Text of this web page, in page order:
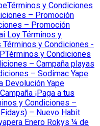
Términos y Condiciones
– Promoción
– Promoción
Loy Términos y
Términos y Condiciones -
Términos y Condiciones
– Campaña playas
– Sodimac Yape
Devolución Yape
¡Paga a tus
y Condiciones –
– Nuevo Habit
Enero Rokys ¼ de